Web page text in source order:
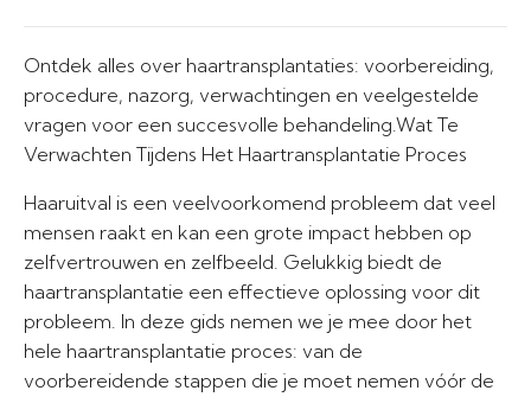
Ontdek alles over haartransplantaties: voorbereiding,
procedure, nazorg, verwachtingen en veelgestelde
vragen voor een succesvolle behandeling.Wat Te
Verwachten Tijdens Het Haartransplantatie Proces
Haaruitval is een veelvoorkomend probleem dat veel
mensen raakt en kan een grote impact hebben op
zelfvertrouwen en zelfbeeld. Gelukkig biedt de
haartransplantatie een effectieve oplossing voor dit
probleem. In deze gids nemen we je mee door het
hele haartransplantatie proces: van de
voorbereidende stappen die je moet nemen vóór de